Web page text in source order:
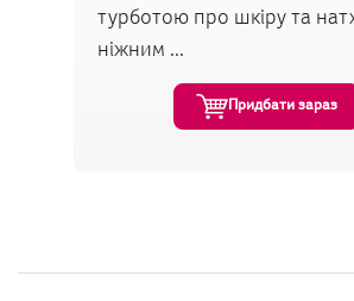
турботою про шкіру та
ніжним ...
Придбати зараз